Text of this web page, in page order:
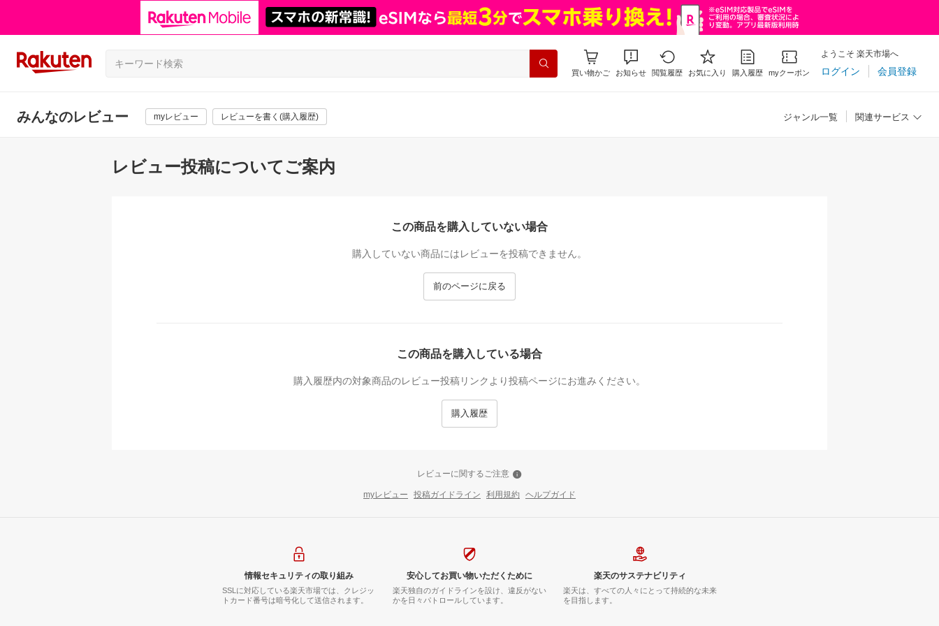
買い物かご お知らせ 閲覧履歴 お気に入り 購入履歴 myクーポン
ようこそ 楽天市場へ
ログイン 会員登録
みんなのレビュー myレビュー レビューを書く(購入履歴) ジャンル一覧 関連サービス
レビュー投稿についてご案内
この商品を購入していない場合
購入していない商品にはレビューを投稿できません。
前のページに戻る
この商品を購入している場合
購入履歴内の対象商品のレビュー投稿リンクより投稿ページにお進みください。
購入履歴
レビューに関するご注意
myレビュー 投稿ガイドライン 利用規約 ヘルプガイド
情報セキュリティの取り組み
SSLに対応している楽天市場では、クレジッ
トカード番号は暗号化して送信されます。
安心してお買い物いただくために
楽天独自のガイドラインを設け、違反がない
かを日々パトロールしています。
楽天のサステナビリティ
楽天は、すべての人々にとって持続的な未来
を目指します。